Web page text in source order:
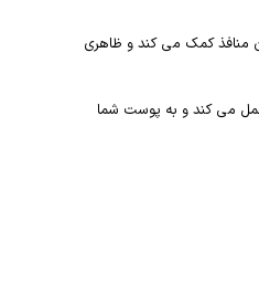
منافذ کمک می کند و ظاهری
می کند و به پوست شما